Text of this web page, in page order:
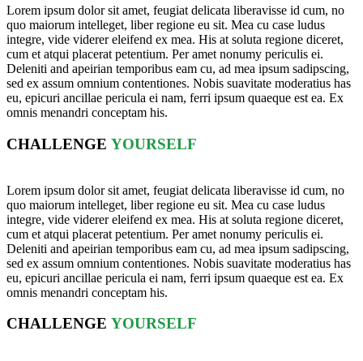
Lorem ipsum dolor sit amet, feugiat delicata liberavisse id cum, no
quo maiorum intelleget, liber regione eu sit. Mea cu case ludus
integre, vide viderer eleifend ex mea. His at soluta regione diceret,
cum et atqui placerat petentium. Per amet nonumy periculis ei.
Deleniti and apeirian temporibus eam cu, ad mea ipsum sadipscing,
sed ex assum omnium contentiones. Nobis suavitate moderatius has
eu, epicuri ancillae pericula ei nam, ferri ipsum quaeque est ea. Ex
omnis menandri conceptam his.
CHALLENGE YOURSELF
Lorem ipsum dolor sit amet, feugiat delicata liberavisse id cum, no
quo maiorum intelleget, liber regione eu sit. Mea cu case ludus
integre, vide viderer eleifend ex mea. His at soluta regione diceret,
cum et atqui placerat petentium. Per amet nonumy periculis ei.
Deleniti and apeirian temporibus eam cu, ad mea ipsum sadipscing,
sed ex assum omnium contentiones. Nobis suavitate moderatius has
eu, epicuri ancillae pericula ei nam, ferri ipsum quaeque est ea. Ex
omnis menandri conceptam his.
CHALLENGE YOURSELF